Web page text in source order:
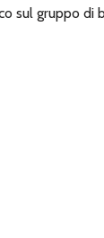
sul gruppo di